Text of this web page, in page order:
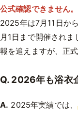
公式確認できません。
2025年は7月11日か
月1日まで開催され
報を追えますが、正
Q. 2026年も浴衣
A. 2025年実績では、